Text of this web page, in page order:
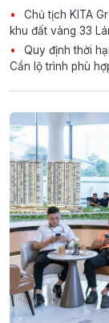
Chủ tịch KITA
khu đất vàng 33
Quy định thời
Cần lộ trình phù